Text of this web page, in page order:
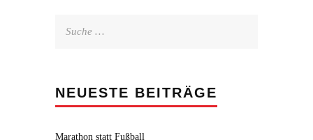
NEUESTE BEITRÄGE
Marathon statt Fußball